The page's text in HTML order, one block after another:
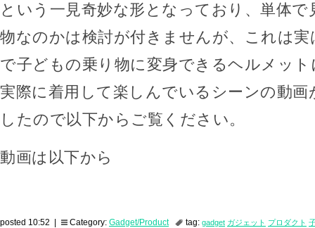
という一見奇妙な形となっており、単体
物なのかは検討が付きませんが、これは
で子どもの乗り物に変身できるヘルメッ
実際に着用して楽しんでいるシーンの動
したので以下からご覧ください。
動画は以下から
posted 10:52 | Category: Gadget/Product tag: gadget ガジェット プロダクト